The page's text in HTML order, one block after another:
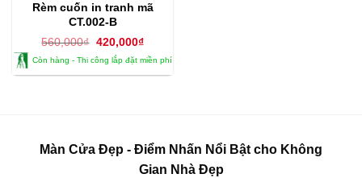
Rèm cuốn in tranh mã
CT.002-B
560,000₫ Giá
là:
560,000₫.
420,000₫Giá
tại
là:
Còn hàng - Thi công lắp đặt miền phí
Màn Cửa Đẹp - Điểm Nhấn Nổi Bật cho Không
Gian Nhà Đẹp